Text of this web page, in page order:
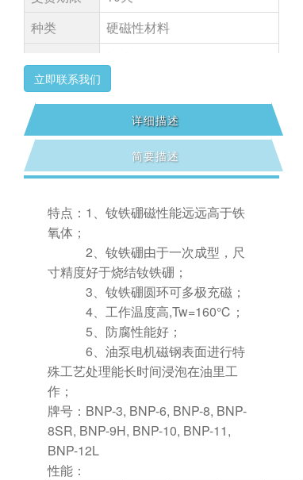
种类
硬磁性材料
认证
ISO9001/ISO14001/TS16949
市场
美国/欧洲/俄罗斯/日本/韩国/
台湾/香港
用途
汽车电机/家用电器电机/计算
立即联系我们
详细描述
简要描述
特点：1、钕铁硼磁性能远远高于铁
氧体；
2、钕铁硼由于一次成型，尺
寸精度好于烧结钕铁硼；
3、钕铁硼圆环可多极充磁；
4、工作温度高,Tw=160℃；
5、防腐性能好；
6、油泵电机磁钢表面进行特
殊工艺处理能长时间浸泡在油里工
作；
牌号：BNP-3, BNP-6, BNP-8, BNP-
8SR, BNP-9H, BNP-10, BNP-11,
BNP-12L
性能：